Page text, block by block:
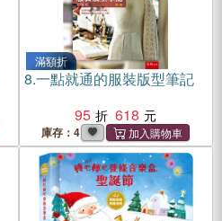
滿額折
8.一點就通的服裝版型筆記
95
618
庫存：4